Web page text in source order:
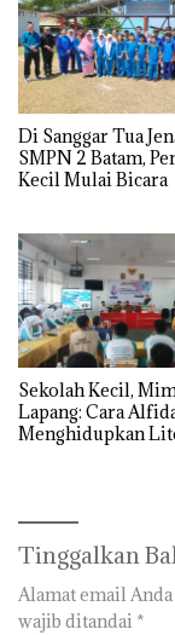
Di Sanggar Tua
SMPN 2 Batam,
Kecil Mulai Bicara
Sekolah Kecil,
Lapang: Cara
Menghidupkan
Tinggalkan
Alamat email
wajib ditandai *